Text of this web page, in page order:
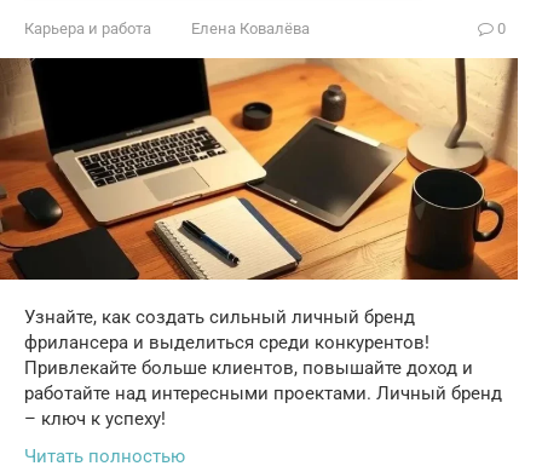
Карьера и работа Елена Ковалёва 0
Узнайте, как создать сильный личный бренд
фрилансера и выделиться среди конкурентов!
Привлекайте больше клиентов, повышайте доход и
работайте над интересными проектами. Личный бренд
– ключ к успеху!
Читать полностью